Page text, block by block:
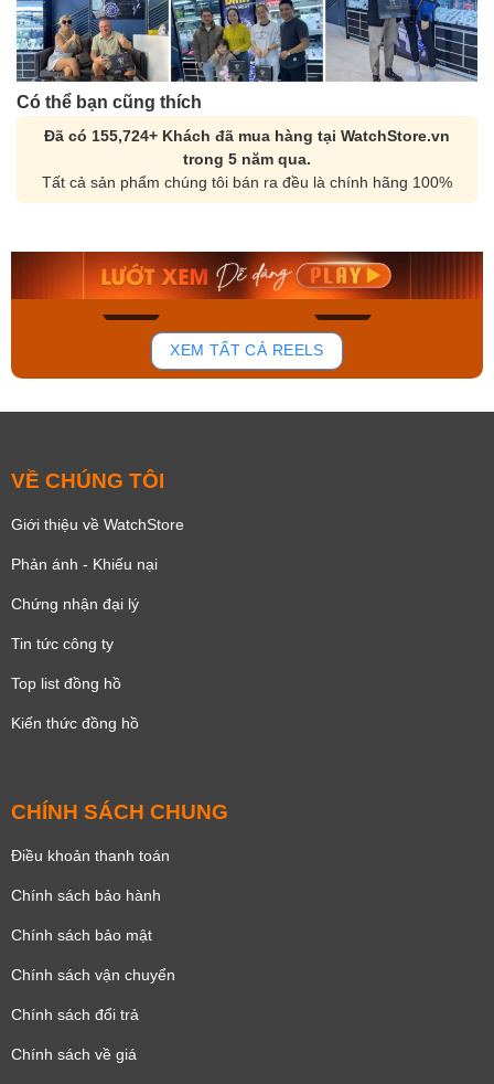
Có thể bạn cũng thích
Đã có 155,724+ Khách đã mua hàng tại WatchStore.vn
trong 5 năm qua.
Tất cả sản phẩm chúng tôi bán ra đều là chính hãng 100%
150
Orient Nam RA-
Mua ngay
Casio Nam MTS-
Mua ngay
XEM TẤT CẢ REELS
VỀ CHÚNG TÔI
Giới thiệu về WatchStore
Phản ánh - Khiếu nại
Chứng nhận đại lý
Tin tức công ty
Top list đồng hồ
Kiến thức đồng hồ
CHÍNH SÁCH CHUNG
Điều khoản thanh toán
Chính sách bảo hành
Chính sách bảo mật
Chính sách vận chuyển
Chính sách đổi trả
Chính sách về giá